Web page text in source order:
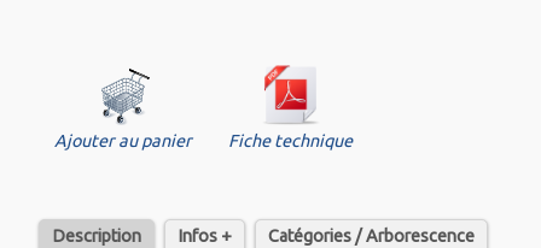
Ajouter au panier Fiche technique
Description Infos + Catégories / Arborescence